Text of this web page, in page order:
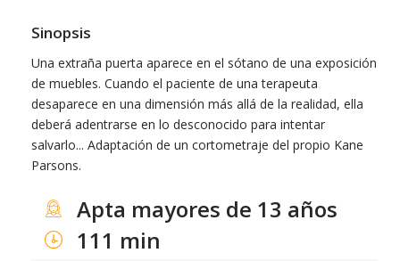
Sinopsis
Una extraña puerta aparece en el sótano de una exposición
de muebles. Cuando el paciente de una terapeuta
desaparece en una dimensión más allá de la realidad, ella
deberá adentrarse en lo desconocido para intentar
salvarlo... Adaptación de un cortometraje del propio Kane
Parsons.
Apta mayores de 13 años
111 min